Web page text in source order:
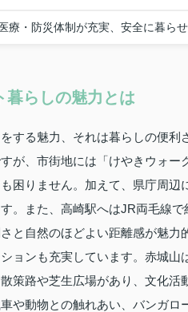
医療・防災体制が充実、安全に暮ら
暮らしの魅力とは
する魅力、それは暮らしの便利
が、市街地には「けやきウォ
困りません。加えて、県庁周
。また、高崎駅へはJR両毛線
と自然のほどよい距離感が魅力
ョンも充実しています。赤城
策路や芝生広場があり、文化
や動物との触れあい、バンガ